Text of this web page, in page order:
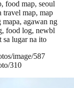
food map, seoul
travel map, map
agawan ng
food log, newbl
sa lugar na ito
image/587
310